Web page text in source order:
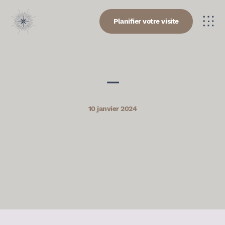
Planifier votre visite
—
10 janvier 2024